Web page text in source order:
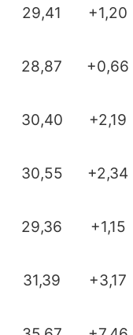
29,41 +1,20
28,87 +0,66
30,40 +2,19
30,55 +2,34
29,36 +1,15
31,39 +3,17